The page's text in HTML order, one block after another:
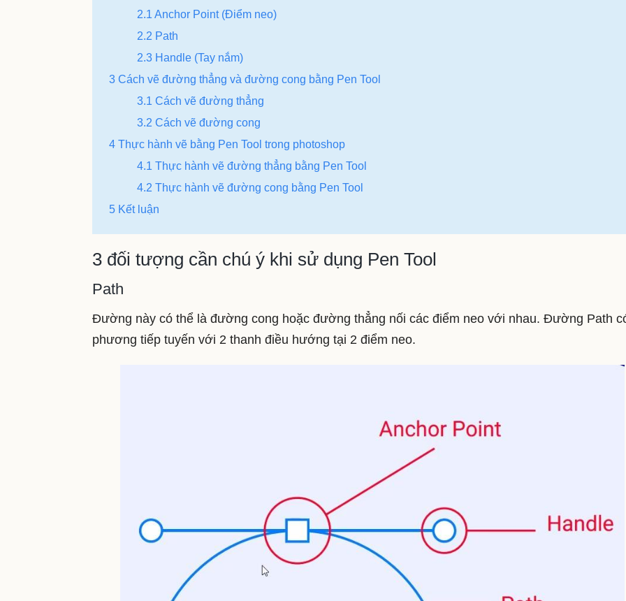
2.1 Anchor Point (Điểm neo)
2.2 Path
2.3 Handle (Tay nắm)
3 Cách vẽ đường thẳng và đường cong bằng Pen Tool
3.1 Cách vẽ đường thẳng
3.2 Cách vẽ đường cong
4 Thực hành vẽ bằng Pen Tool trong photoshop
4.1 Thực hành vẽ đường thẳng bằng Pen Tool
4.2 Thực hành vẽ đường cong bằng Pen Tool
5 Kết luận
3 đối tượng cần chú ý khi sử dụng Pen Tool
Path
Đường này có thể là đường cong hoặc đường thẳng nối các điểm neo với nhau. Đường Path
phương tiếp tuyến với 2 thanh điều hướng tại 2 điểm neo.